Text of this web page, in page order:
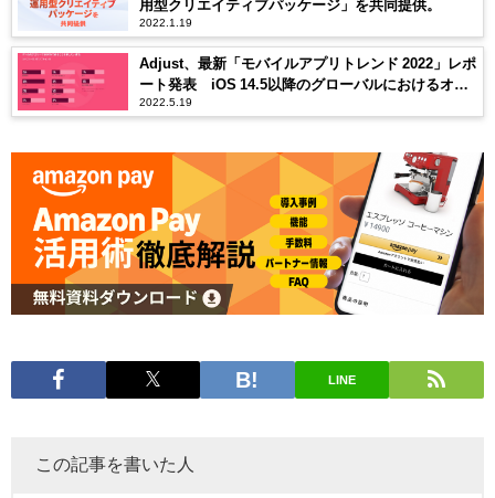
用型クリエイティブパッケージ」を共同提供。
2022.1.19
Adjust、最新「モバイルアプリトレンド 2022」レポ
ート発表 iOS 14.5以降のグローバルにおけるオプ
トイン率は25%、ゲームカテゴリーでは30%
2022.5.19
LINE
この記事を書いた人